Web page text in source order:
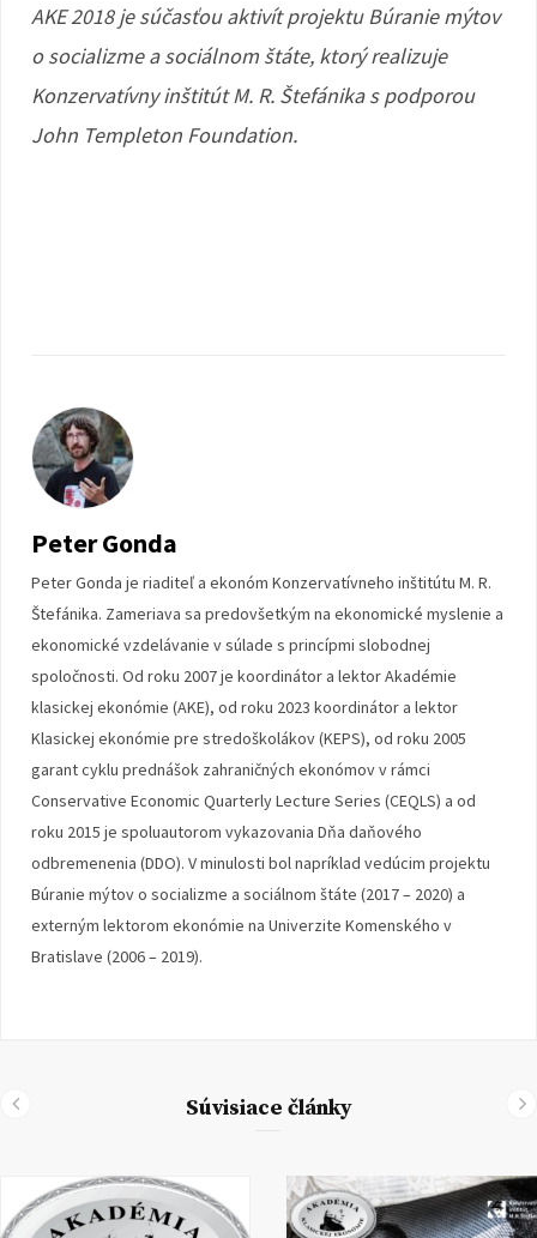
AKE 2018 je súčasťou aktivít projektu Búranie mýtov
o socializme a sociálnom štáte, ktorý realizuje
Konzervatívny inštitút M. R. Štefánika s podporou
John Templeton Foundation.
Peter Gonda
Peter Gonda je riaditeľ a ekonóm Konzervatívneho inštitútu M. R.
Štefánika. Zameriava sa predovšetkým na ekonomické myslenie a
ekonomické vzdelávanie v súlade s princípmi slobodnej
spoločnosti. Od roku 2007 je koordinátor a lektor Akadémie
klasickej ekonómie (AKE), od roku 2023 koordinátor a lektor
Klasickej ekonómie pre stredoškolákov (KEPS), od roku 2005
garant cyklu prednášok zahraničných ekonómov v rámci
Conservative Economic Quarterly Lecture Series (CEQLS) a od
roku 2015 je spoluautorom vykazovania Dňa daňového
odbremenenia (DDO). V minulosti bol napríklad vedúcim projektu
Búranie mýtov o socializme a sociálnom štáte (2017 – 2020) a
externým lektorom ekonómie na Univerzite Komenského v
Bratislave (2006 – 2019).
Súvisiace články